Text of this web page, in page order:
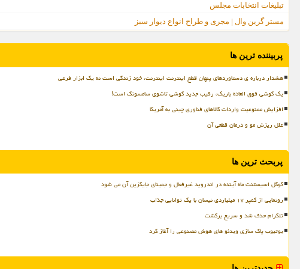
تبلیغات انتخابات مجلس
مستر گرین وال | مجری و طراح انواع دیوار سبز
پربیننده ترین ها
هشدار درباره ی دستاوردهای پنهان قطع اینترنت اینترنت، خود زندگی است نه یک ابزار فرعی
یک گوشی فوق العاده باریک، رقیب جدید گوشی تاشوی سامسونگ است!
افزایش ممنوعیت واردات کالاهای فناوری چینی به آمریکا
علل ریزش مو و درمان قطعی آن
پربحث ترین ها
گوگل اسیستنت ماه آینده در اندروید غیرفعال و جمینای جایگزین آن می شود
رونمایی از کمپر ۱۷ میلیاردی نیسان با یک توانایی جذاب
تلگرام حذف شد و سریع برگشت
یوتیوب پاک سازی ویدئو های هوش مصنوعی را آغاز کرد